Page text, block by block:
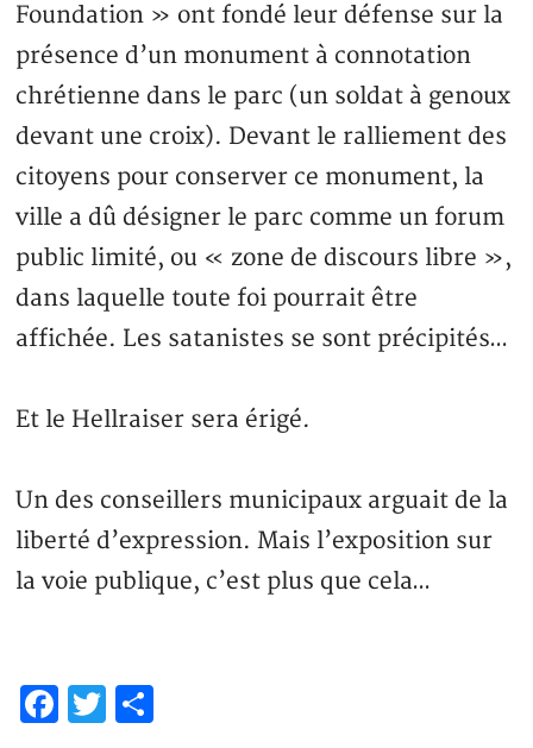
Foundation » ont fondé leur défense sur la
présence d’un monument à connotation
chrétienne dans le parc (un soldat à genoux
devant une croix). Devant le ralliement des
citoyens pour conserver ce monument, la
ville a dû désigner le parc comme un forum
public limité, ou « zone de discours libre »,
dans laquelle toute foi pourrait être
affichée. Les satanistes se sont précipités…
Et le Hellraiser sera érigé.
Un des conseillers municipaux arguait de la
liberté d’expression. Mais l’exposition sur
la voie publique, c’est plus que cela…
Facebook
Twitter